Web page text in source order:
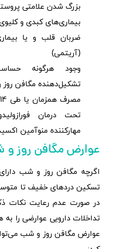
بزرگ شدن علامتی
بیماری‌های کبدی و
ضربان قلب و یا
(آریتمی)
وجود هرگونه
تشکیل‌دهنده مگافن
تحت درمان
مهارکننده منوآمین
عوارض مگافن روز
اگرچه مگافن روز و شب
تسکین دردهای خفیف تا
در صورت عدم رعایت نکات
تداخلات دارویی عوارضی را به
عوارض مگافن روز و شب